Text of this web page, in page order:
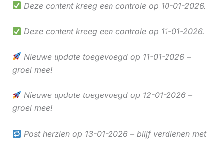
Deze content kreeg een controle op 10-01-2026.
Deze content kreeg een controle op 11-01-2026.
Nieuwe update toegevoegd op 11-01-2026 –
groei mee!
Nieuwe update toegevoegd op 12-01-2026 –
groei mee!
Post herzien op 13-01-2026 – blijf verdienen met